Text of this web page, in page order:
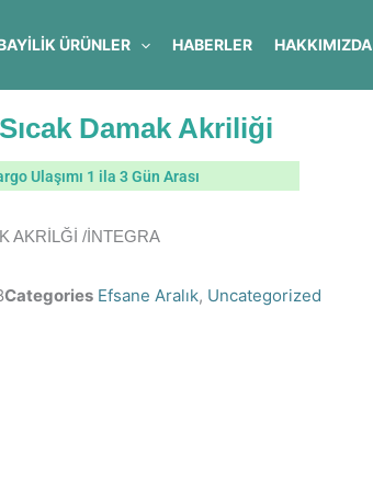
ÜRÜNLER HABERLER HAKKIMIZDA
Damak Akriliği
Ulaşımı 1 ila 3 Gün Arası
AKRİLĞİ /İNTEGRA
Categories Efsane Aralık, Uncategorized